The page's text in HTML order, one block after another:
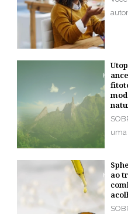
uma
ao